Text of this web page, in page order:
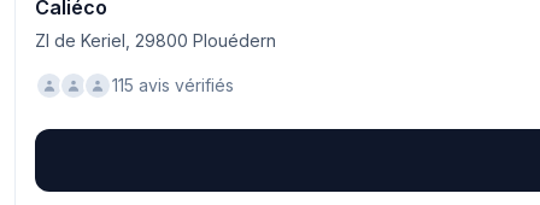
Caliéco
ZI de Keriel, 29800 Plouédern
115 avis vérifiés